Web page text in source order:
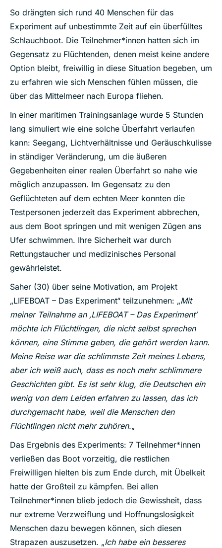
So drängten sich rund 40 Menschen für das
Experiment auf unbestimmte Zeit auf ein überfülltes
Schlauchboot. Die Teilnehmer*innen hatten sich im
Gegensatz zu Flüchtenden, denen meist keine andere
Option bleibt, freiwillig in diese Situation begeben, um
zu erfahren wie sich Menschen fühlen müssen, die
über das Mittelmeer nach Europa fliehen.
In einer maritimen Trainingsanlage wurde 5 Stunden
lang simuliert wie eine solche Überfahrt verlaufen
kann: Seegang, Lichtverhältnisse und Geräuschkulisse
in ständiger Veränderung, um die äußeren
Gegebenheiten einer realen Überfahrt so nahe wie
möglich anzupassen. Im Gegensatz zu den
Geflüchteten auf dem echten Meer konnten die
Testpersonen jederzeit das Experiment abbrechen,
aus dem Boot springen und mit wenigen Zügen ans
Ufer schwimmen. Ihre Sicherheit war durch
Rettungstaucher und medizinisches Personal
gewährleistet.
Saher (30) über seine Motivation, am Projekt
„LIFEBOAT – Das Experiment“ teilzunehmen: „Mit
meiner Teilnahme an ‚LIFEBOAT – Das Experiment‘
möchte ich Flüchtlingen, die nicht selbst sprechen
können, eine Stimme geben, die gehört werden kann.
Meine Reise war die schlimmste Zeit meines Lebens,
aber ich weiß auch, dass es noch mehr schlimmere
Geschichten gibt. Es ist sehr klug, die Deutschen ein
wenig von dem Leiden erfahren zu lassen, das ich
durchgemacht habe, weil die Menschen den
Flüchtlingen nicht mehr zuhören.„
Das Ergebnis des Experiments: 7 Teilnehmer*innen
verließen das Boot vorzeitig, die restlichen
Freiwilligen hielten bis zum Ende durch, mit Übelkeit
hatte der Großteil zu kämpfen. Bei allen
Teilnehmer*innen blieb jedoch die Gewissheit, dass
nur extreme Verzweiflung und Hoffnungslosigkeit
Menschen dazu bewegen können, sich diesen
Strapazen auszusetzen. „Ich habe ein besseres